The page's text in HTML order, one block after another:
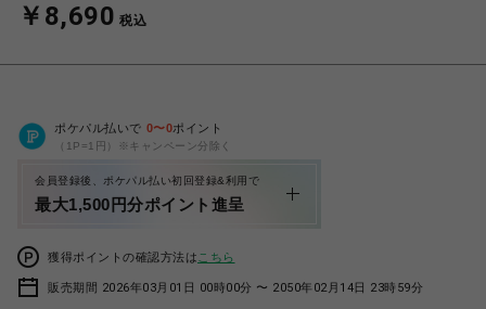
￥8,690 税込
ポケパル払いで 0〜0ポイント
（1P=1円）※キャンペーン分除く
会員登録後、ポケパル払い初回登録&利用で
最大1,500円分ポイント進呈
獲得ポイントの確認方法は こちら
販売期間 2026年03月01日 00時00分 〜 2050年02月14日 23時59分